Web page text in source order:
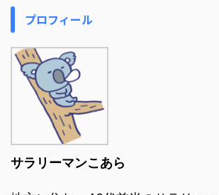
プロフィール
サラリーマンこあら